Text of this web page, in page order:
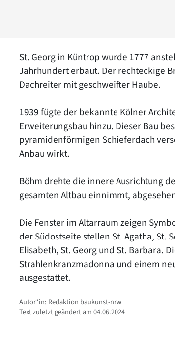
St. Georg in Küntrop wurde 1777
Jahrhundert erbaut. Der rechteckige
Dachreiter mit geschweifter Haube.
1939 fügte der bekannte Kölner
Erweiterungsbau hinzu. Dieser Bau
pyramidenförmigen Schieferdach
Anbau wirkt.
Böhm drehte die innere Ausrichtung
gesamten Altbau einnimmt,
Die Fenster im Altarraum zeigen
der Südostseite stellen St. Agatha, St.
Elisabeth, St. Georg und St. Barbara.
Strahlenkranzmadonna und einem
ausgestattet.
Autor*in: Redaktion baukunst-nrw
Text zuletzt geändert am 04.06.2024